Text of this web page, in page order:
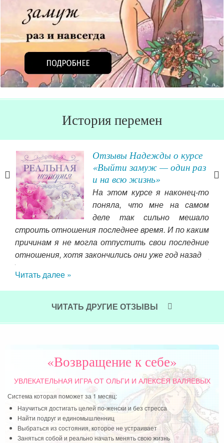
История перемен
Отзывы Надежды о курсе
«Выйти замуж — один раз
и на всю жизнь»
На этом курсе я наконец-то
поняла, что мне на самом
деле так сильно мешало
строить отношения последнее время. И по каким
причинам я не могла отпустить свои последние
отношения, хотя закончились они уже год назад
Читать далее »
ЧИТАТЬ ДРУГИЕ ОТЗЫВЫ
«Возвращение к себе»
УВЛЕКАТЕЛЬНАЯ ИГРАОТ ОЛЬГИ И АЛЕКСЕЯ ВАЛЯЕВЫХ
Система которая поможет за 1 месяц:
Научиться достигать целей по-женски и без стресса
Найти подруг и единомышленниц
Выбраться из состояния, которое не устраивает
Заняться собой и реально начать менять свою жизнь